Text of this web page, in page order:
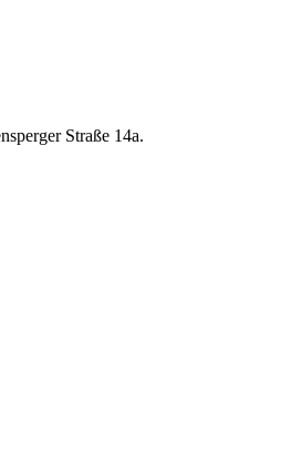
Straße 14a.